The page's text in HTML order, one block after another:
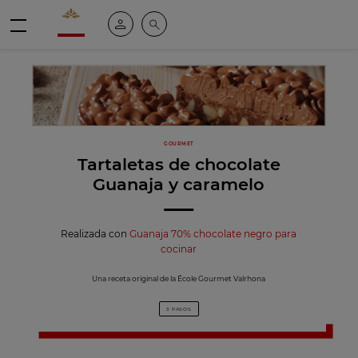
Valrhona - Imaginons le meilleur du chocolat
Mi cuentaBuscar
GOURMET
Tartaletas de chocolate
Guanaja y caramelo
Realizada conGuanaja 70% chocolate negro para
cocinar
Una receta original de la École Gourmet Valrhona
3 PASOS